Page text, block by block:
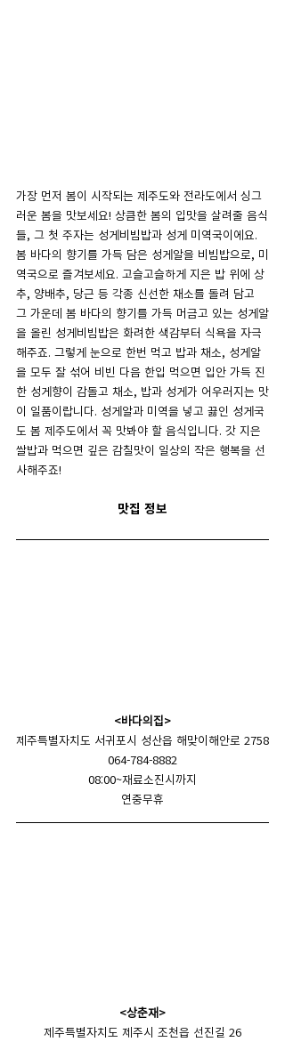
가장 먼저 봄이 시작되는 제주도와 전라도에서 싱그
러운 봄을 맛보세요! 상큼한 봄의 입맛을 살려줄 음식
들, 그 첫 주자는 성게비빔밥과 성게 미역국이에요.
봄 바다의 향기를 가득 담은 성게알을 비빔밥으로, 미
역국으로 즐겨보세요. 고슬고슬하게 지은 밥 위에 상
추, 양배추, 당근 등 각종 신선한 채소를 돌려 담고
그 가운데 봄 바다의 향기를 가득 머금고 있는 성게알
을 올린 성게비빔밥은 화려한 색감부터 식욕을 자극
해주죠. 그렇게 눈으로 한번 먹고 밥과 채소, 성게알
을 모두 잘 섞어 비빈 다음 한입 먹으면 입안 가득 진
한 성게향이 감돌고 채소, 밥과 성게가 어우러지는 맛
이 일품이랍니다. 성게알과 미역을 넣고 끓인 성게국
도 봄 제주도에서 꼭 맛봐야 할 음식입니다. 갓 지은
쌀밥과 먹으면 깊은 감칠맛이 일상의 작은 행복을 선
사해주죠!
맛집 정보
<바다의집>
제주특별자치도 서귀포시 성산읍 해맞이해안로 2758
064-784-8882
08:00~재료소진시까지
연중무휴
<상춘재>
제주특별자치도 제주시 조천읍 선진길 26